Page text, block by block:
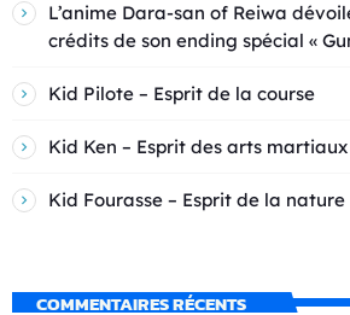
L’anime Dara-san of Reiwa
crédits de son ending spécial «
Kid Pilote – Esprit de la course
Kid Ken – Esprit des arts martiaux
Kid Fourasse – Esprit de la nature
COMMENTAIRES RÉCENTS